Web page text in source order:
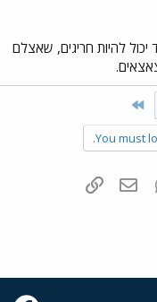
יכול להיות חריגים, שאצלם
You must
WhatsAppדואר אלקטרוני